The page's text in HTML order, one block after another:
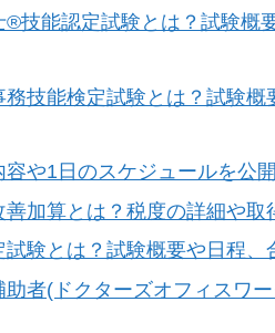
®技能認定試験とは？試験概
技能検定試験とは？試験
や1日のスケジュールを公開
加算とは？税度の詳細や取
試験とは？試験概要や日程、
助者(ドクターズオフィスワ